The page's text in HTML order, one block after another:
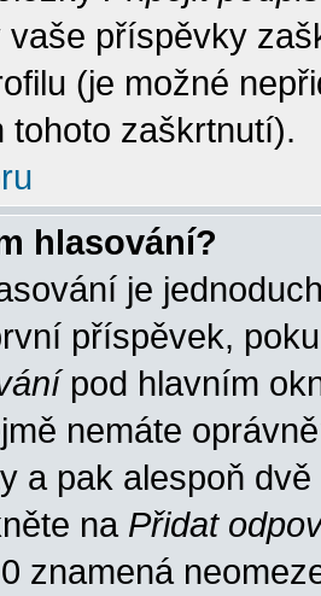
vaše příspěvky
(je možné
tohoto zaškrtnutí).
hlasování?
je
příspěvek,
pod hlavním
nemáte
a pak alespoň
na Přidat
znamená